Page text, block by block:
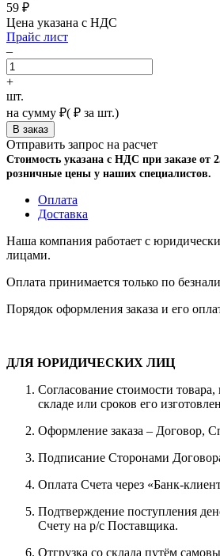
59 ₽
Цена указана с НДС
Прайс лист
–
+
шт.
на сумму ₽( ₽ за шт.)
Отправить запрос на расчет
Стоимость указана с НДС при заказе от
розничные цены у наших специалистов.
Оплата
Доставка
Наша компания работает с
лицами.
Оплата принимается только по
Порядок оформления заказа и его
ДЛЯ ЮРИДИЧЕСКИХ ЛИЦ
Согласование стоимости товара,
складе или сроков его
Оформление заказа – Договор,
Подписание Сторонами
Оплата Счета через «Банк-
Подтверждение поступления
Счету на р/с Поставщика.
Отгрузка со склада путём